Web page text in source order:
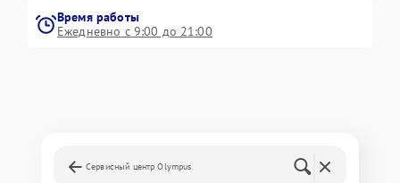
Время работы
Ежедневно с 9:00 до 21:00
Сервисный центр Olympus